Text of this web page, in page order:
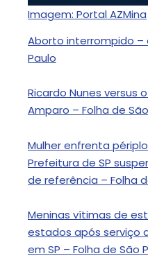
Imagem: Portal AZMina
Aborto interrompido –
Paulo
Ricardo Nunes versus
Amparo – Folha de
Mulher enfrenta
Prefeitura de SP
de referência – Folha
Meninas vítimas de
estados após serviço
em SP – Folha de São